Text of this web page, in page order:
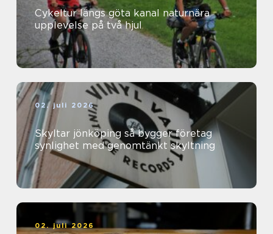
Cykeltur längs göta kanal naturnära
upplevelse på två hjul
02. juli 2026
Skyltar jönköping så bygger företag
synlighet med genomtänkt skyltning
02. juli 2026